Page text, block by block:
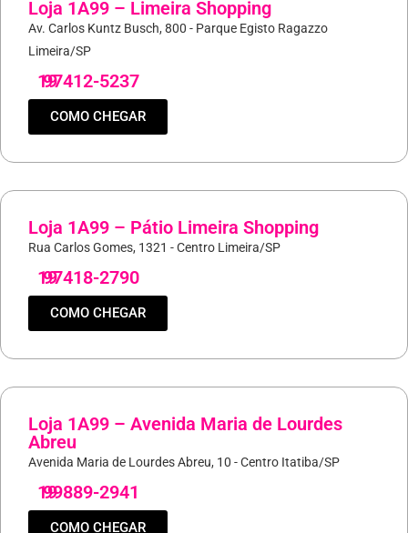
Loja 1A99 – Limeira Shopping
Av. Carlos Kuntz Busch, 800 - Parque Egisto Ragazzo
Limeira/SP
19
97412-5237
COMO CHEGAR
Loja 1A99 – Pátio Limeira Shopping
Rua Carlos Gomes, 1321 - Centro Limeira/SP
19
97418-2790
COMO CHEGAR
Loja 1A99 – Avenida Maria de Lourdes
Abreu
Avenida Maria de Lourdes Abreu, 10 - Centro Itatiba/SP
19
99889-2941
COMO CHEGAR